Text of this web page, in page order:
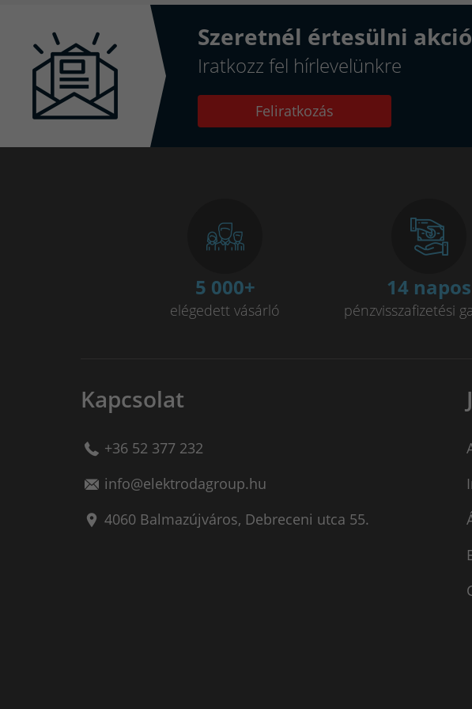
Szeretnél értesülni
Iratkozz fel hírlevelünkre
Feliratkozás
5 000+
elégedett vásárló
14 napos
pénzvisszafizetési
Kapcsolat
+36 52 377 232
info@elektrodagroup.hu
4060 Balmazújváros, Debreceni utca 55.